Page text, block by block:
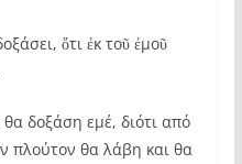
ὅτι ἐκ τοῦ ἐμοῦ
εμέ, διότι από
πλούτον θα λάβη και θα